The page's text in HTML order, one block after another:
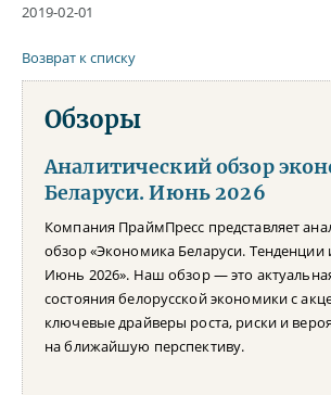
2019-02-01
Возврат к списку
Обзоры
Аналитический обзор
Беларуси. Июнь 2026
Компания ПраймПресс представляет
обзор «Экономика Беларуси. Тенденции
Июнь 2026». Наш обзор — это
состояния белорусской экономики с
ключевые драйверы роста, риски и
на ближайшую перспективу.